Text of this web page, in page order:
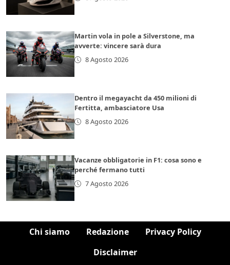
Martin vola in pole a Silverstone, ma
avverte: vincere sarà dura
8 Agosto 2026
Dentro il megayacht da 450 milioni di
Fertitta, ambasciatore Usa
8 Agosto 2026
Vacanze obbligatorie in F1: cosa sono e
perché fermano tutti
7 Agosto 2026
Chi siamo Redazione
Privacy Policy
Disclaimer